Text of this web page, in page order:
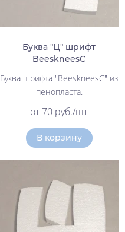
Буква "Ц" шрифт
BeeskneesC
Буква шрифта "BeeskneesC" из
пенопласта.
от 70 руб./шт
В корзину